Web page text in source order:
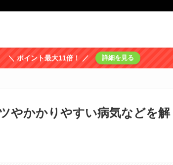
＼ ポイント最大11倍！ ／ 詳細を見る
やかかりやすい病気などを解